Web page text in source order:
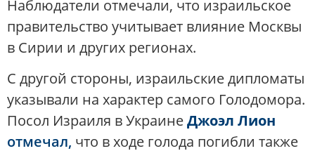
Наблюдатели отмечали, что израильское
правительство учитывает влияние Москвы
в Сирии и других регионах.
С другой стороны, израильские дипломаты
указывали на характер самого Голодомора.
Посол Израиля в УкраинеДжоэл Лион
отмечал, что в ходе голода погибли также